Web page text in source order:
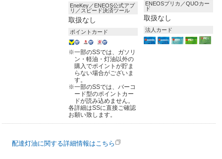
EneKey／ENEOS公式アプ
リ／スピード決済ツール
取扱なし
ポイントカード
※一部のSSでは、ガソリ
ン・軽油・灯油以外の
購入でポイントが貯ま
らない場合がございま
す。
※一部のSSでは、バーコ
ード型のポイントカー
ドが読み込めません。
各詳細はSSに直接ご確認
お願い致します。
ENEOSプリカ／QUOカー
ド
取扱なし
法人カード
配達灯油に関する詳細情報はこちら